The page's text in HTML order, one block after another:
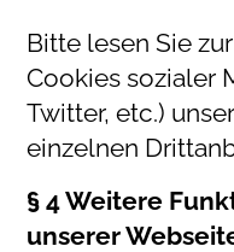
Bitte lesen Sie
Cookies sozialer
Twitter, etc.)
einzelnen
§ 4 Weitere
unserer